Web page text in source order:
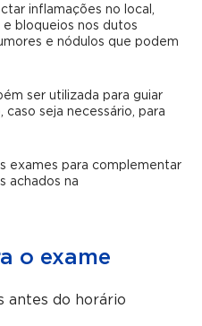
inflamações no local,
bloqueios nos dutos
e nódulos que podem
ser utilizada para guiar
seja necessário, para
exames para complementar
achados na
o exame
antes do horário